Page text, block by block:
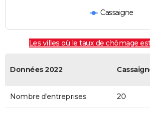
Cassaigne
Les villes où le taux de chômage
Données 2022
Nombre d'entreprises 20